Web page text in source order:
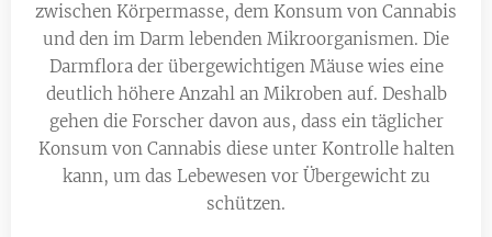
zwischen Körpermasse, dem Konsum von Cannabis
und den im Darm lebenden Mikroorganismen. Die
Darmflora der übergewichtigen Mäuse wies eine
deutlich höhere Anzahl an Mikroben auf. Deshalb
gehen die Forscher davon aus, dass ein täglicher
Konsum von Cannabis diese unter Kontrolle halten
kann, um das Lebewesen vor Übergewicht zu
schützen.